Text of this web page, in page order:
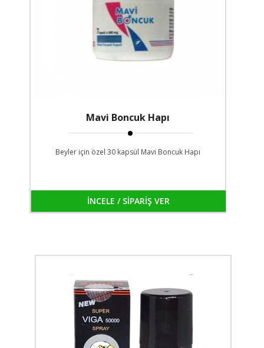
Mavi Boncuk Hapı
Beyler için özel 30 kapsül Mavi Boncuk Hapı
İNCELE / SİPARİŞ VER